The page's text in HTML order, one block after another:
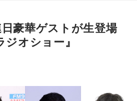
ージ＞
れた「ゼンジン未到とイ/ミュータブ
生日で、「このまま終わってほし
で最高の思い出になりました。
豪華ゲストが生登場
ジオショー』